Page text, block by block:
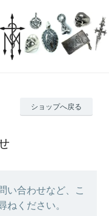
ショップへ戻る
い合わせなど、こ
ねください。